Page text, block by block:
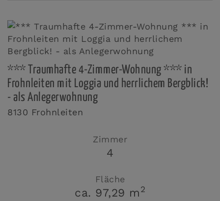
*** Traumhafte 4-Zimmer-Wohnung *** in
Frohnleiten mit Loggia und herrlichem Bergblick!
- als Anlegerwohnung
8130 Frohnleiten
Zimmer
4
Fläche
ca. 97,29 m 2